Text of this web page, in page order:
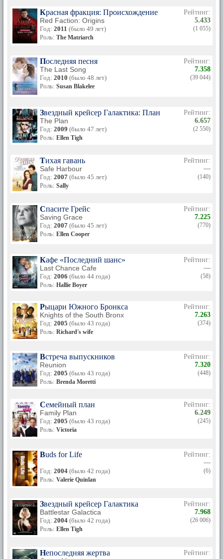
Красная фракция: Происхождение
Red Faction: Origins
Год: 2011 (было 49 лет)
Роль: The Matriarch
Рейтинг:
5.433
(1 055)
Последняя песня
The Last Song
Год: 2010 (было 48 лет)
Роль: Susan Blakelee
Рейтинг:
7.358
(39 044)
Звездный крейсер Галактика: План
The Plan
Год: 2009 (было 47 лет)
Роль: Ellen Tigh
Рейтинг:
6.657
(2 550)
Тихая гавань
Safe Harbour
Год: 2007 (было 45 лет)
Роль: Sally
Рейтинг:
—
(140)
Спасите Грейс
Saving Grace
Год: 2007 (было 45 лет)
Роль: Ellen Cooper
Рейтинг:
7.225
(770)
Кафе «Последний шанс»
Last Chance Cafe
Год: 2006 (было 44 года)
Роль: Hallie Boyer
Рейтинг:
—
(58)
Рыцари Южного Бронкса
Knights of the South Bronx
Год: 2005 (было 43 года)
Роль: Richard's wife
Рейтинг:
7.263
(374)
Встреча выпускников
Reunion
Год: 2005 (было 43 года)
Роль: Brenda Moretti
Рейтинг:
7.320
(448)
Семейный план
Family Plan
Год: 2005 (было 43 года)
Роль: Victoria
Рейтинг:
6.249
(245)
Buds for Life
Год: 2004 (было 42 года)
Роль: Valerie Quinlan
Рейтинг:
—
(6)
Звездный крейсер Галактика
Battlestar Galactica
Год: 2004 (было 42 года)
Роль: Ellen Tigh
Рейтинг:
7.968
(26 006)
Непоследняя жертва
Рейтинг: